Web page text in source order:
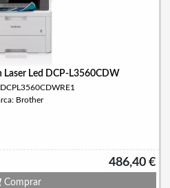
Led DCP-L3560CDW
Brother
486,40 €
Comprar